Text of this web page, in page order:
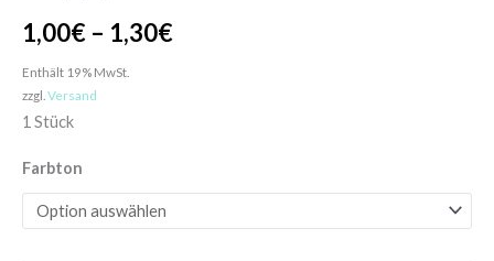
1,00€ – 1,30€
Enthält 19% MwSt.
zzgl. Versand
1 Stück
Farbton